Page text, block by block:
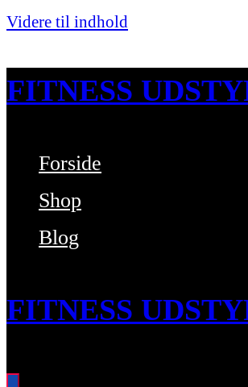
Videre til indhold
FITNESS
Bare endnu et fitness websted
Forside
Shop
Blog
FITNESS